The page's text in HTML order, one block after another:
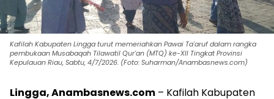
Kafilah Kabupaten Lingga turut memeriahkan Pawai Ta'aruf dalam rangka
pembukaan Musabaqah Tilawatil Qur'an (MTQ) ke-XII Tingkat Provinsi
Kepulauan Riau, Sabtu, 4/7/2026. (Foto: Suharman/Anambasnews.com)
Lingga, Anambasnews.com – Kafilah Kabupaten